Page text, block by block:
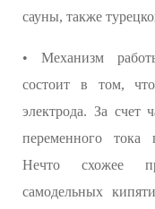
сауны, также
• Механизм
состоит в том,
электрода. За счет
переменного тока
Нечто схожее
самодельных